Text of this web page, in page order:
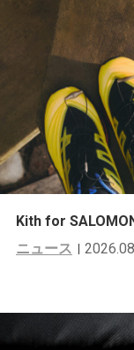
Kith for
ニュース